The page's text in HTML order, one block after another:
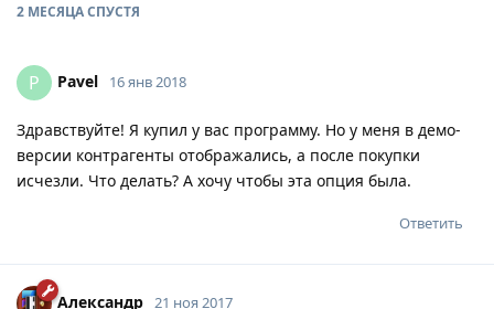
2 МЕСЯЦАСПУСТЯ
P Pavel 16 янв 2018
Здравствуйте! Я купил у вас программу. Но у меня в демо-
версии контрагенты отображались, а после покупки
исчезли. Что делать? А хочу чтобы эта опция была.
Ответить
Александр 21 ноя 2017